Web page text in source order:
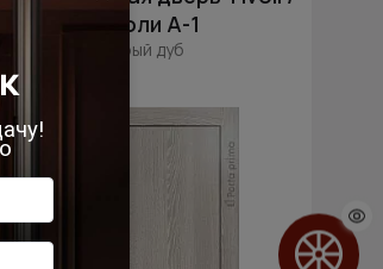
Тиволи А-1
Серый дуб